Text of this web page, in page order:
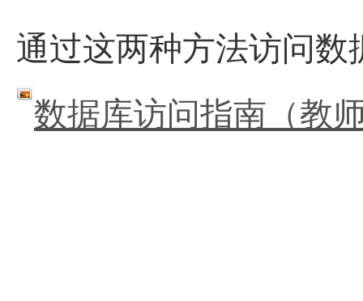
通过这两种方法访问
数据库访问指南（教